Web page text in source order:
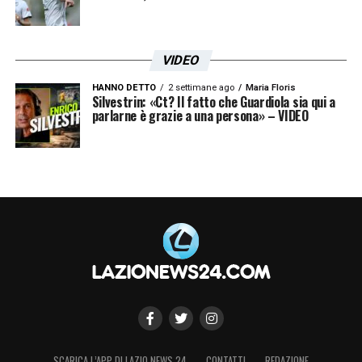
VIDEO
HANNO DETTO 2 settimane ago Maria Floris
Silvestrin: «Ct? Il fatto che Guardiola sia qui a
parlarne è grazie a una persona» – VIDEO